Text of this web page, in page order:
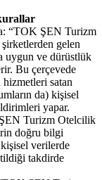
“TOK ŞEN Turizm
gelen
uygun ve dürüstlük
Bu çerçevede
satan
da) kişisel
yapar.
Turizm Otelcilik
doğru bilgi
verilerde
takdirde